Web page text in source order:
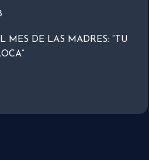
MES DE LAS MADRES: “TU